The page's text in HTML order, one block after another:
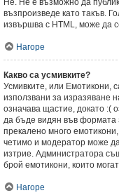
Не. Не е възможно да
възпроизведе като такъв.
извършва с HTML, може да
Нагоре
Какво са усмивките?
Усмивките, или Емотикони,
използвани за изразяване
означава щастие, докато :(
да бъде видян във формата
прекалено много
четимо и модератор може
изтрие. Администратора
брой емотикони, които
Нагоре